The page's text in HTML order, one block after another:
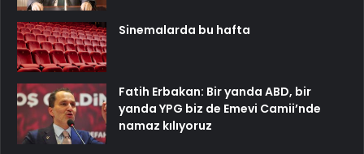
Sinemalarda bu hafta
Fatih Erbakan: Bir yanda ABD, bir
yanda YPG biz de Emevi Camii’nde
namaz kılıyoruz